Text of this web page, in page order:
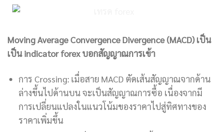
Moving Average Convergence Divergence (MACD) เป็น
เป็น indicator forex บอกสัญญาณการเข้า
การ Crossing: เมื่อสาย MACD ตัดเส้นสัญญาณจากด้าน
ล่างขึ้นไปด้านบน จะเป็นสัญญาณการซื้อ เนื่องจากมี
การเปลี่ยนแปลงในแนวโน้มของราคาไปสู่ทิศทางของ
ราคาเพิ่มขึ้น